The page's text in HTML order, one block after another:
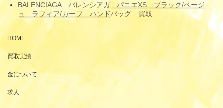
BALENCIAGA バレンシアガ パニエXS ブラック/ベージ
ュ ラフィア/カーフ ハンドバッグ 買取
HOME
買取実績
金について
求人